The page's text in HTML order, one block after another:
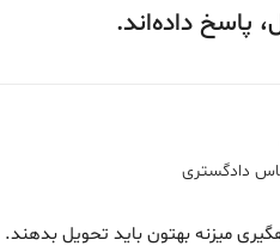
پاسخ داده‌اند.
دادگستری
میزنه بهتون باید تحویل بدهند.